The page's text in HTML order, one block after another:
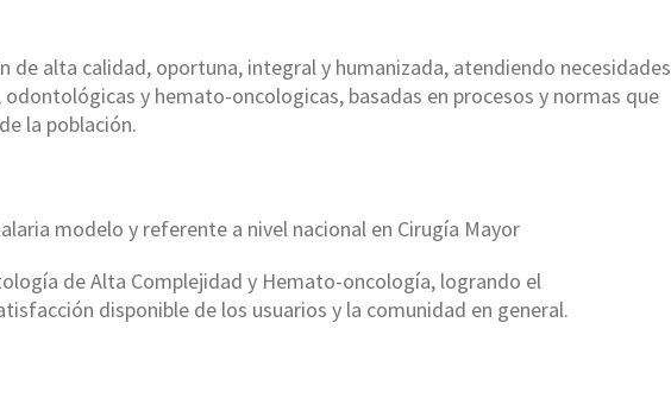
de alta calidad, oportuna, integral y humanizada, atendiendo necesidades
y hemato-oncologicas, basadas en procesos y normas que
la población.
modelo y referente a nivel nacional en Cirugía Mayor
de Alta Complejidad y Hemato-oncología, logrando el
disponible de los usuarios y la comunidad en general.